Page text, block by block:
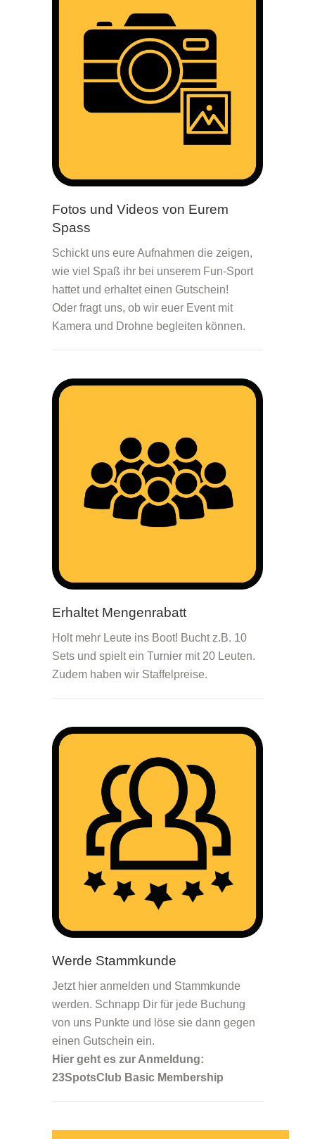
Fotos und Videos von Eurem
Spass
Schickt uns eure Aufnahmen die zeigen,
wie viel Spaß ihr bei unserem Fun-Sport
hattet und erhaltet einen Gutschein!
Oder fragt uns, ob wir euer Event mit
Kamera und Drohne begleiten können.
Erhaltet Mengenrabatt
Holt mehr Leute ins Boot! Bucht z.B. 10
Sets und spielt ein Turnier mit 20 Leuten.
Zudem haben wir Staffelpreise.
Werde Stammkunde
Jetzt hier anmelden und Stammkunde
werden. Schnapp Dir für jede Buchung
von uns Punkte und löse sie dann gegen
einen Gutschein ein.
Hier geht es zur Anmeldung:
23SpotsClub Basic Membership